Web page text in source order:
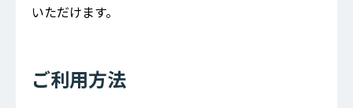
いただけます。
ご利用方法